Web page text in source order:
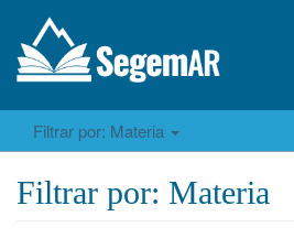
Filtrar por: Materia
Filtrar por: Materia